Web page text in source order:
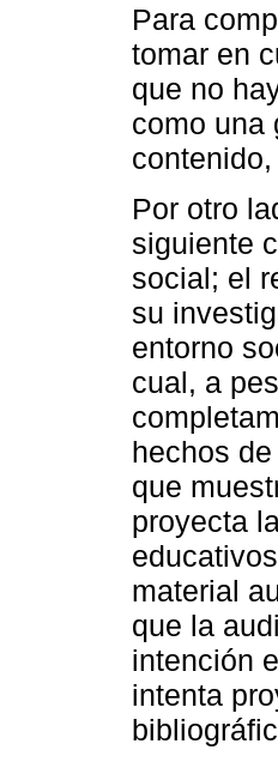
Para
tomar en
que no
como una
Por otro
siguiente
social; el
su
entorno
cual, a
hechos
que
proyecta
material
que la
intención
intenta